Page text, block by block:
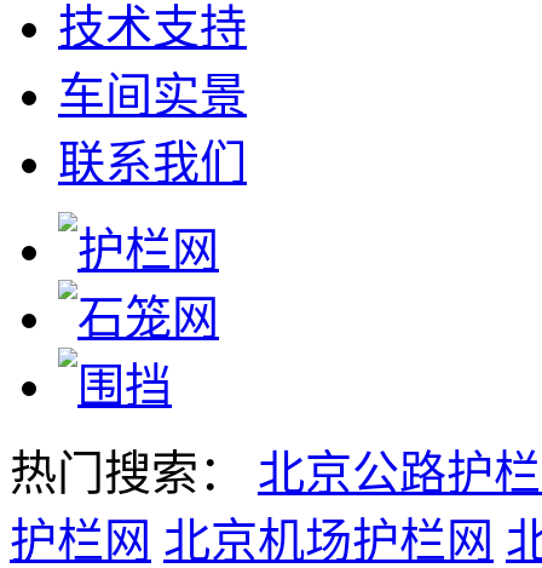
技术支持
车间实景
联系我们
热门搜索： 北京公路护
护栏网 北京机场护栏网